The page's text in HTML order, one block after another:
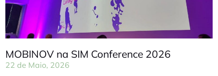
MOBINOV na SIM Conference 2026
22 de Maio, 2026